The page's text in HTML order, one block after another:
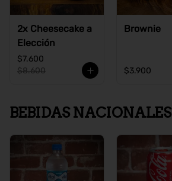
2x Cheesecake a
Elección
$7.600
$8.600
Brownie
$3.900
BEBIDAS NACIONALES